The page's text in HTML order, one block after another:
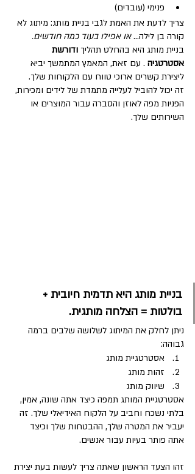
פנימי (עובדים)
צריך לדעת את האמת לגבי בניית מותג: מיתוג לא
קורה בן לילה... או אפילו בעוד כמה חודשים.
בניית מותג היא בהחלט תהליך ודורשת
אסטרטגיה . עם זאת, המאמץ המתמשך יביא
ליצירת קשרים ארוכי טווח עם הלקוחות שלך.
זה יכול להוביל לעלייה מתמדת של לידים ומכירות,
הפניות מפה לאוזן והסברה עבור המוצרים או
השירותים שלך.
בניית מותג היא תדמית חיובית +
בולטות = הצלחה מותגית.
ניתן לחלק את המיתוג לשלושה שלבים ברמה
גבוהה:
אסטרטגיית מותג
זהות מותג
שיווק מותג
אסטרטגיית המותג תמפה כיצד אתה שונה, אמין,
בלתי נשכח וחביב על הלקוח האידיאלי שלך. זה
יעביר את המטרה שלך, ההבטחות שלך וכיצד
אתה פותר בעיות עבור אנשים.
זהו הצעד הראשון שאתה צריך לעשות בעת יצירת